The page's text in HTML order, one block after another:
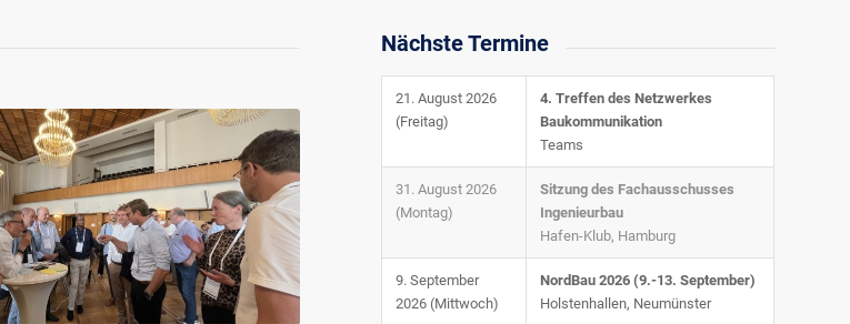
Nächste Termine
21. August 2026
(Freitag)
4. Treffen des Netzwerkes
Baukommunikation
Teams
31. August 2026
(Montag)
Sitzung des Fachausschusses
Ingenieurbau
Hafen-Klub, Hamburg
9. September
2026 (Mittwoch)
NordBau 2026 (9.-13. September)
Holstenhallen, Neumünster